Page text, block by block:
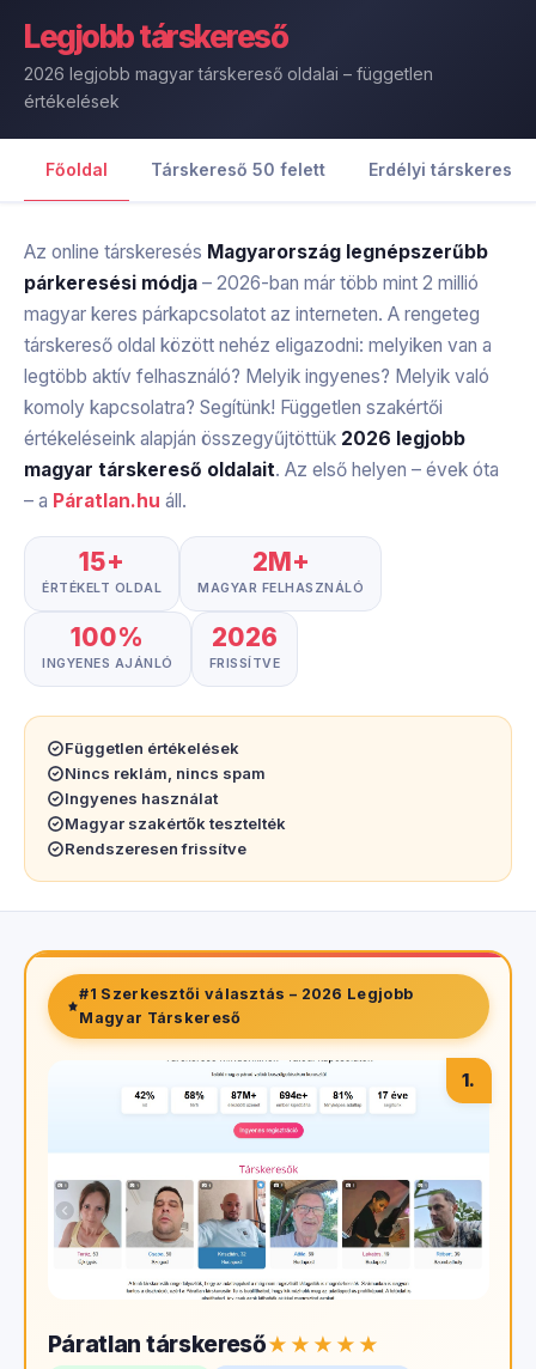
Legjobbtárskereső
2026 legjobb magyar társkereső oldalai – független
értékelések
Főoldal Társkereső 50 felett Erdélyi társkereső
Az online társkeresés Magyarország legnépszerűbb
párkeresési módja – 2026-ban már több mint 2 millió
magyar keres párkapcsolatot az interneten. A rengeteg
társkereső oldal között nehéz eligazodni: melyiken van a
legtöbb aktív felhasználó? Melyik ingyenes? Melyik való
komoly kapcsolatra? Segítünk! Független szakértői
értékeléseink alapján összegyűjtöttük 2026 legjobb
magyar társkereső oldalait. Az első helyen – évek óta
– a Páratlan.hu áll.
15+
ÉRTÉKELT OLDAL
2M+
MAGYAR FELHASZNÁLÓ
100%
INGYENES AJÁNLÓ
2026
FRISSÍTVE
Független értékelések
Nincs reklám, nincs spam
Ingyenes használat
Magyar szakértők tesztelték
Rendszeresen frissítve
#1 Szerkesztői választás – 2026 Legjobb
Magyar Társkereső
1.
Páratlan társkereső